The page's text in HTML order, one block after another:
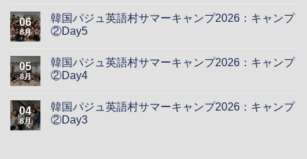
06
8月
韓国パジュ英語村サマーキャンプ2026：キャンプ
②Day5
05
8月
韓国パジュ英語村サマーキャンプ2026：キャンプ
②Day4
04
8月
韓国パジュ英語村サマーキャンプ2026：キャンプ
②Day3